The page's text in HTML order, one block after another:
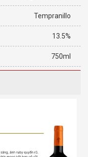
Tempranillo
13.5%
750ml